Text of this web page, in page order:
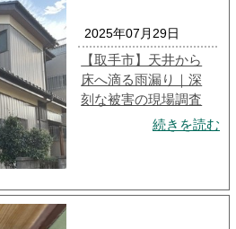
2025年07月29日
【取手市】天井から
床へ滴る雨漏り｜深
刻な被害の現場調査
続きを読む